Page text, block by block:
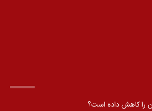
را کاهش داده است؟